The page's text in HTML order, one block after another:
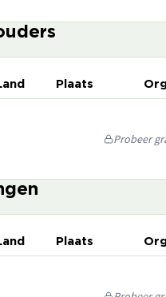
Plaats
Probeer
Plaats